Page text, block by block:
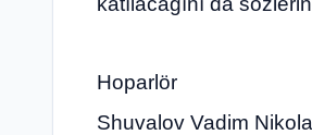
Hoparlör
Shuvalov Vadim